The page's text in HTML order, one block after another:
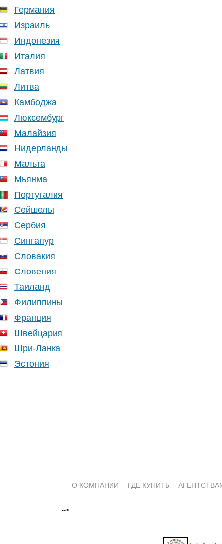
Германия
Израиль
Индонезия
Италия
Латвия
Литва
Камбоджа
Люксембург
Малайзия
Нидерланды
Мальта
Мьянма
Португалия
Сейшелы
Сербия
Сингапур
Словакия
Словения
Таиланд
Филиппины
Франция
Швейцария
Шри-Ланка
Эстония
О КОМПАНИИ ГДЕ КУПИТЬ
-->